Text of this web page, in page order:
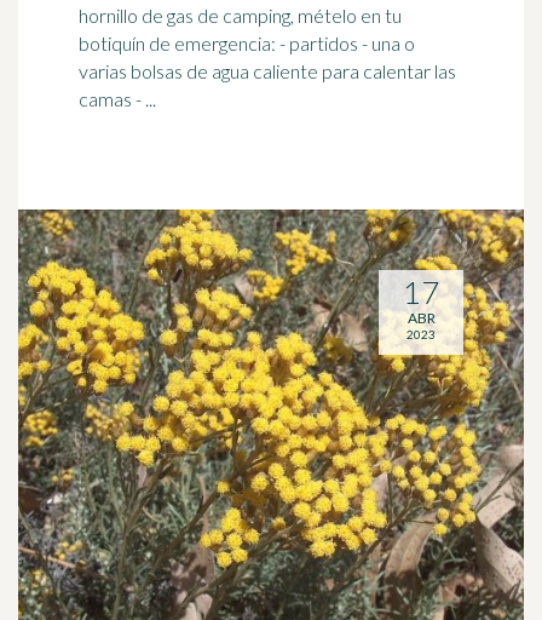
hornillo de gas de camping, mételo en tu
botiquín de emergencia: - partidos - una o
varias bolsas de agua caliente para calentar las
camas - ...
17
ABR
2023